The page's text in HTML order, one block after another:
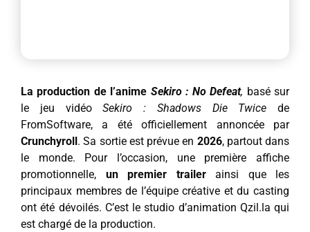
La production de l’anime Sekiro : No Defeat, basé sur
le jeu vidéoSekiro : Shadows Die Twice de
FromSoftware, a été officiellement annoncée par
Crunchyroll . Sa sortie est prévue en 2026, partout dans
le monde. Pour l’occasion, une première affiche
promotionnelle, un premier trailerainsi que les
principaux membres de l’équipe créative et du casting
ont été dévoilés. C’est le studio d’animation Qzil.la qui
est chargé de la production.